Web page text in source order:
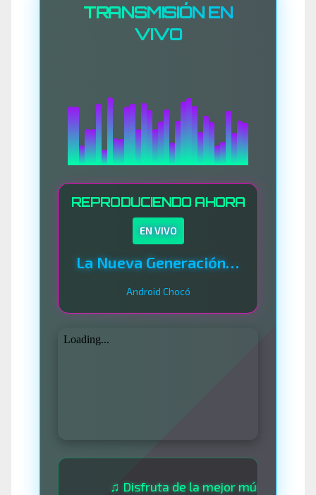
TRANSMISIÓN EN
VIVO
REPRODUCIENDO AHORA
EN VIVO
La Nueva Generación Del Sistema
Android Chocó
♫ Disfruta de la mejor música las 24